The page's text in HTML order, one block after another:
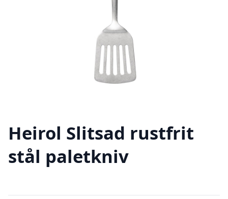
Heirol Slitsad rustfrit
stål paletkniv